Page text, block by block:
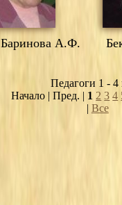
Баринова А.Ф.
Педагоги 1 - 4
Начало | Пред. | 1 2 3 4
| Все